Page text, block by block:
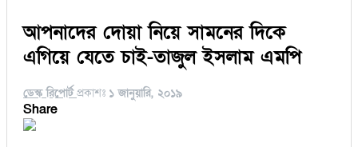
আপনাদের দোয়া নিয়ে সামনের দিকে
এগিয়ে যেতে চাই-তাজুল ইসলাম এমপি
ডেস্ক রিপোর্ট প্রকাশঃ ১ জানুয়ারি, ২০১৯
Share